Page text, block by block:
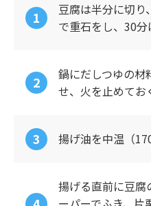
豆腐は半分に切り
で重石をし、30分
鍋にだしつゆの材
せ、火を止めてお
揚げ油を中温（
揚げる直前に豆腐